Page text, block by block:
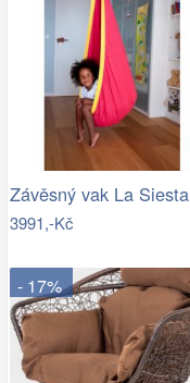
3991,-Kč
- 17%